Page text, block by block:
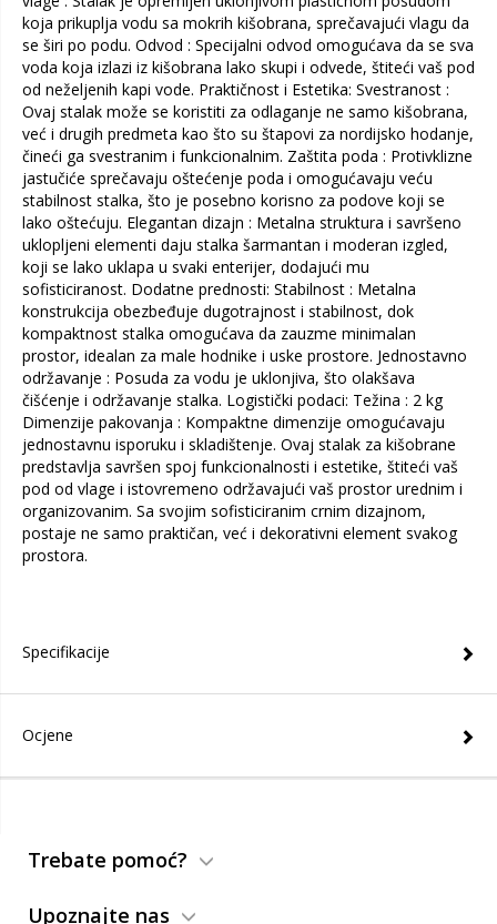
koja prikuplja vodu sa mokrih kišobrana, sprečavajući vlagu da
se širi po podu. Odvod : Specijalni odvod omogućava da se sva
voda koja izlazi iz kišobrana lako skupi i odvede, štiteći vaš pod
od neželjenih kapi vode. Praktičnost i Estetika: Svestranost :
Ovaj stalak može se koristiti za odlaganje ne samo kišobrana,
već i drugih predmeta kao što su štapovi za nordijsko hodanje,
čineći ga svestranim i funkcionalnim. Zaštita poda : Protivklizne
jastučiće sprečavaju oštećenje poda i omogućavaju veću
stabilnost stalka, što je posebno korisno za podove koji se
lako oštećuju. Elegantan dizajn : Metalna struktura i savršeno
uklopljeni elementi daju stalka šarmantan i moderan izgled,
koji se lako uklapa u svaki enterijer, dodajući mu
sofisticiranost. Dodatne prednosti: Stabilnost : Metalna
konstrukcija obezbeđuje dugotrajnost i stabilnost, dok
kompaktnost stalka omogućava da zauzme minimalan
prostor, idealan za male hodnike i uske prostore. Jednostavno
održavanje : Posuda za vodu je uklonjiva, što olakšava
čišćenje i održavanje stalka. Logistički podaci: Težina : 2 kg
Dimenzije pakovanja : Kompaktne dimenzije omogućavaju
jednostavnu isporuku i skladištenje. Ovaj stalak za kišobrane
predstavlja savršen spoj funkcionalnosti i estetike, štiteći vaš
pod od vlage i istovremeno održavajući vaš prostor urednim i
organizovanim. Sa svojim sofisticiranim crnim dizajnom,
postaje ne samo praktičan, već i dekorativni element svakog
prostora.
Specifikacije
Ocjene
Trebate pomoć?
Upoznajte nas